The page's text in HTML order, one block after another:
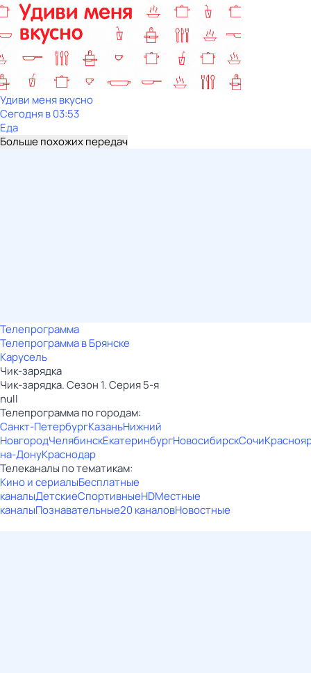
Удиви меня вкусно
Сегодня в 03:53
Еда
Больше похожих передач
Телепрограмма
Телепрограмма в Брянске
Карусель
Чик-зарядка
Чик-зарядка. Сезон 1. Серия 5-я
null
Телепрограмма по городам:
Санкт-ПетербургКазаньНижний
НовгородЧелябинскЕкатеринбургНовосибирскСочи
на-ДонуКраснодар
Телеканалы по тематикам:
Кино и сериалыБесплатные
каналыДетскиеСпортивныеHDМестные
каналыПознавательные20 каналовНовостные